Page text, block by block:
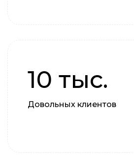
10 тыс.
Довольных клиентов